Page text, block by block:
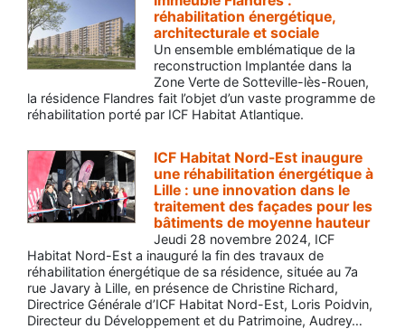
réhabilitation énergétique,
architecturale et sociale
Un ensemble emblématique de la
reconstruction Implantée dans la
Zone Verte de Sotteville-lès-Rouen,
la résidence Flandres fait l’objet d’un vaste programme de
réhabilitation porté par ICF Habitat Atlantique.
ICF Habitat Nord-Est inaugure
une réhabilitation énergétique à
Lille : une innovation dans le
traitement des façades pour les
bâtiments de moyenne hauteur
Jeudi 28 novembre 2024, ICF
Habitat Nord-Est a inauguré la fin des travaux de
réhabilitation énergétique de sa résidence, située au 7a
rue Javary à Lille, en présence de Christine Richard,
Directrice Générale d’ICF Habitat Nord-Est, Loris Poidvin,
Directeur du Développement et du Patrimoine, Audrey…